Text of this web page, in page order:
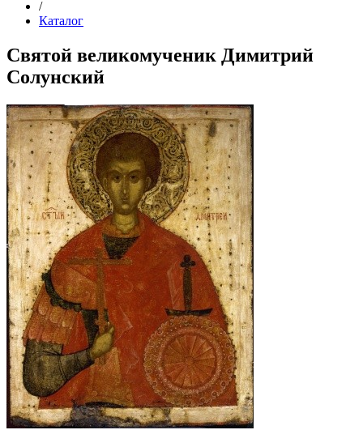
/
Каталог
Святой великомученик Димитрий
Солунский